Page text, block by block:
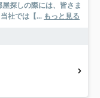
社では【... もっと見る